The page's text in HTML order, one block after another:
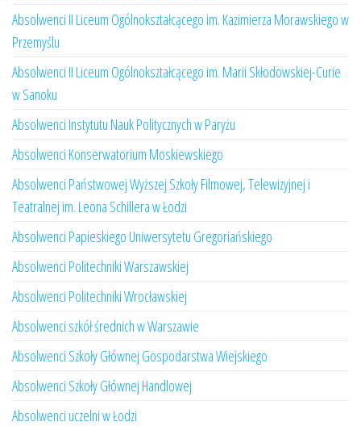
Absolwenci II Liceum Ogólnokształcącego im. Kazimierza Morawskiego w
Przemyślu
Absolwenci II Liceum Ogólnokształcącego im. Marii Skłodowskiej-Curie
w Sanoku
Absolwenci Instytutu Nauk Politycznych w Paryżu
Absolwenci Konserwatorium Moskiewskiego
Absolwenci Państwowej Wyższej Szkoły Filmowej, Telewizyjnej i
Teatralnej im. Leona Schillera w Łodzi
Absolwenci Papieskiego Uniwersytetu Gregoriańskiego
Absolwenci Politechniki Warszawskiej
Absolwenci Politechniki Wrocławskiej
Absolwenci szkół średnich w Warszawie
Absolwenci Szkoły Głównej Gospodarstwa Wiejskiego
Absolwenci Szkoły Głównej Handlowej
Absolwenci uczelni w Łodzi